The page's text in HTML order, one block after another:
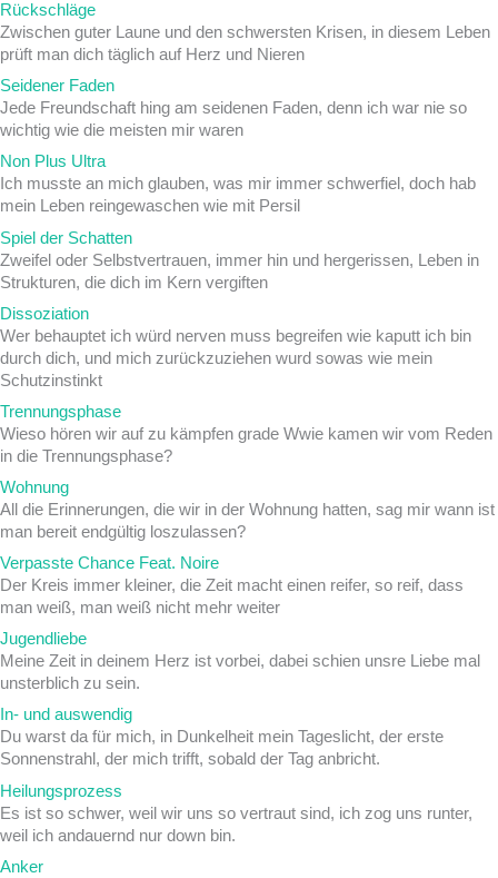
Rückschläge
Zwischen guter Laune und den schwersten Krisen, in diesem Leben
prüft man dich täglich auf Herz und Nieren
Seidener Faden
Jede Freundschaft hing am seidenen Faden, denn ich war nie so
wichtig wie die meisten mir waren
Non Plus Ultra
Ich musste an mich glauben, was mir immer schwerfiel, doch hab
mein Leben reingewaschen wie mit Persil
Spiel der Schatten
Zweifel oder Selbstvertrauen, immer hin und hergerissen, Leben in
Strukturen, die dich im Kern vergiften
Dissoziation
Wer behauptet ich würd nerven muss begreifen wie kaputt ich bin
durch dich, und mich zurückzuziehen wurd sowas wie mein
Schutzinstinkt
Trennungsphase
Wieso hören wir auf zu kämpfen grade Wwie kamen wir vom Reden
in die Trennungsphase?
Wohnung
All die Erinnerungen, die wir in der Wohnung hatten, sag mir wann ist
man bereit endgültig loszulassen?
Verpasste Chance Feat. Noire
Der Kreis immer kleiner, die Zeit macht einen reifer, so reif, dass
man weiß, man weiß nicht mehr weiter
Jugendliebe
Meine Zeit in deinem Herz ist vorbei, dabei schien unsre Liebe mal
unsterblich zu sein.
In- und auswendig
Du warst da für mich, in Dunkelheit mein Tageslicht, der erste
Sonnenstrahl, der mich trifft, sobald der Tag anbricht.
Heilungsprozess
Es ist so schwer, weil wir uns so vertraut sind, ich zog uns runter,
weil ich andauernd nur down bin.
Anker